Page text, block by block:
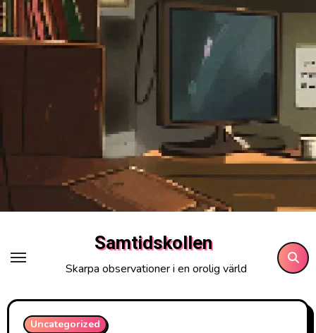
Hoppa
till
innehåll
Samtidskollen
Skarpa observationer i en orolig värld
Uncategorized